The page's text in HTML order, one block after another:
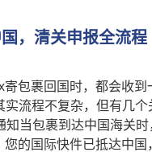
，清关申报全流程
包裹回国时，都会收
实流程不复杂，但有几
知当包裹到达中国海关
的国际快件已抵达中国